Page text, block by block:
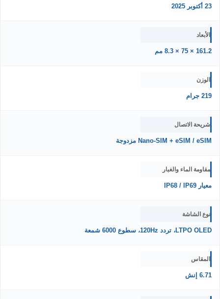
23 أكتوبر 2025
الأبعاد
161.2 × 75 × 8.3 مم
الوزن
219 جرام
شريحة الاتصال
Nano-SIM + eSIM / eSIM مزدوجة
مقاومة الماء والغبار
معيار IP68 / IP69
نوع الشاشة
LTPO OLED، تردد 120Hz، سطوع 6000 شمعة
المقاس
6.71 إنش